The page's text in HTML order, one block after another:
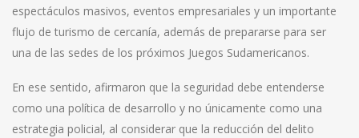
espectáculos masivos, eventos empresariales y un importante
flujo de turismo de cercanía, además de prepararse para ser
una de las sedes de los próximos Juegos Sudamericanos.
En ese sentido, afirmaron que la seguridad debe entenderse
como una política de desarrollo y no únicamente como una
estrategia policial, al considerar que la reducción del delito